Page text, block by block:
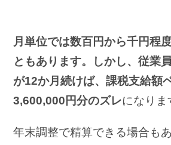
月単位では数百円から千円程
ともあります。しかし、従業
が12か月続けば、課税支給額
3,600,000円分のズレになりま
年末調整で精算できる場合も